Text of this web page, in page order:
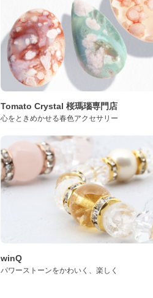
Tomato Crystal 桜瑪瑙専門店
心をときめかせる春色アクセサリー
winQ
パワーストーンをかわいく、楽しく